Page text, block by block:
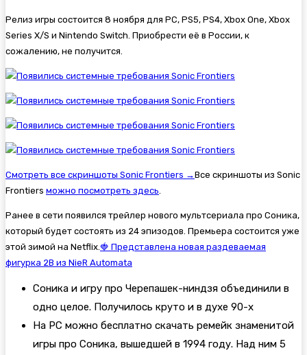
Релиз игры состоится 8 ноября для PC, PS5, PS4, Xbox One, Xbox
Series X/S и Nintendo Switch. Приобрести её в России, к
сожалению, не получится.
Смотреть все скриншоты Sonic Frontiers →Все скриншоты из Sonic
Frontiers можно посмотреть здесь
Ранее в сети появился трейлер нового мультсериала про Соника,
который будет состоять из 24 эпизодов. Премьера состоится уже
этой зимой на Netflix. 🍓 Представлена новая раздеваемая
фигурка 2B из NieR Automata
Соника и игру про Черепашек-ниндзя объединили в
одно целое. Получилось круто и в духе 90-х
На PC можно бесплатно скачать ремейк знаменитой
игры про Соника, вышедшей в 1994 году. Над ним 5